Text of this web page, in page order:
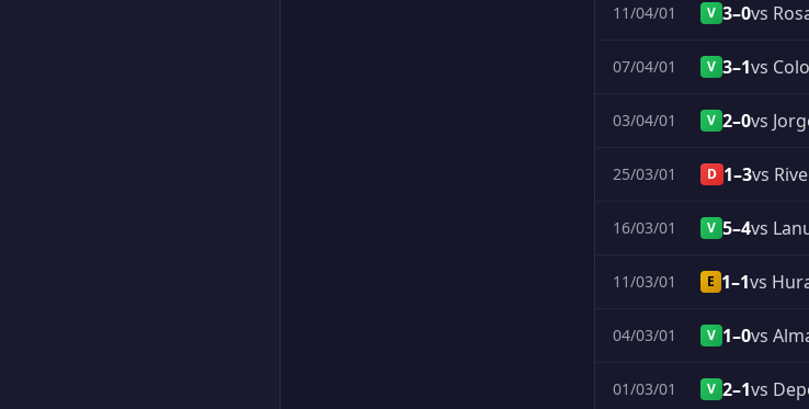
11/04/01 V 3–0vs
07/04/01 V 3–1vs
03/04/01 V 2–0vs
25/03/01 D 1–3vs
16/03/01 V 5–4vs
11/03/01 E 1–1vs
04/03/01 V 1–0vs
01/03/01 V 2–1vs